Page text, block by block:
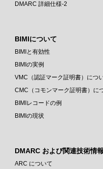
DMARC 詳細仕様-2
BIMIについて
BIMIと有効性
BIMIの実例
VMC（認証マーク証明書）につ
CMC（コモンマーク証明書）に
BIMIレコードの例
BIMIの現状
DMARC および関連技術情報
ARC について